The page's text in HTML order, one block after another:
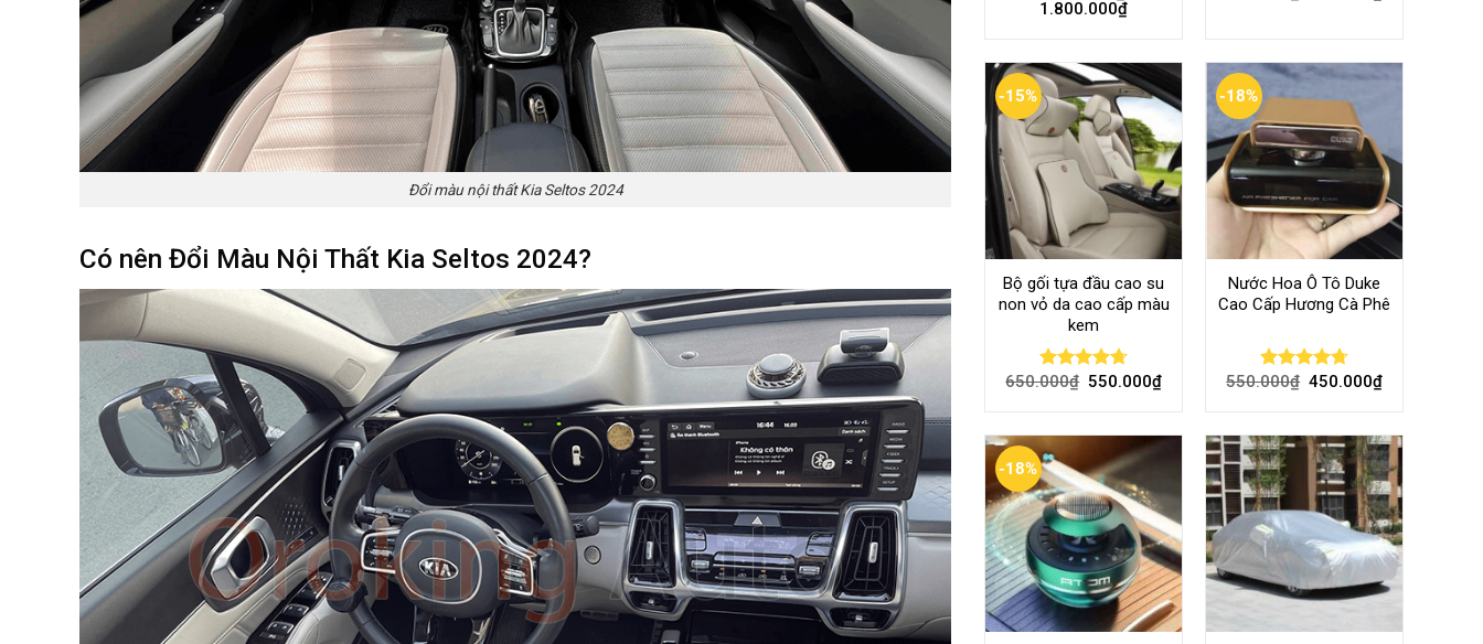
Đổi màu nội thất Kia Seltos 2024
Có nên Đổi Màu Nội Thất Kia Seltos 2024?
4.00out
1.800.000₫
-15%
Bộ gối tựa đầu cao su
non vỏ da cao cấp màu
kem
Rated4.70
650.000₫ 550.000₫
-18%
Nước Hoa Ô Tô Duke
Cao Cấp Hương Cà Phê
Rated4.70
550.000₫ 450.000₫
-18%